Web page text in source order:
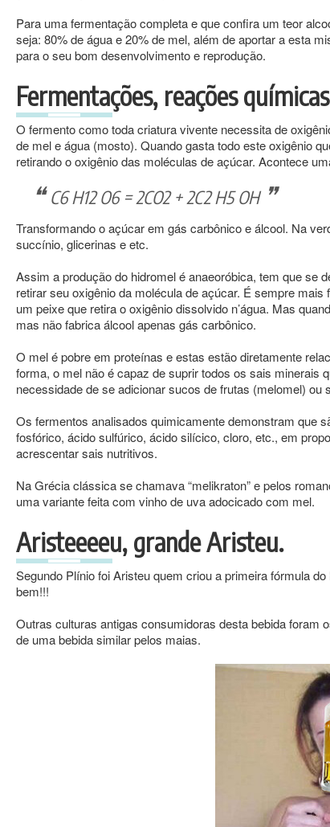
Para uma fermentação completa e que confira um teor
seja: 80% de água e 20% de mel, além de aportar a esta
para o seu bom desenvolvimento e reprodução.
Fermentações, reações
O fermento como toda criatura vivente necessita de
de mel e água (mosto). Quando gasta todo este oxigênio
retirando o oxigênio das moléculas de açúcar. Acontece
C6 H12 O6 = 2CO2 + 2C2 H5 OH
Transformando o açúcar em gás carbônico e álcool. Na
succínio, glicerinas e etc.
Assim a produção do hidromel é anaeoróbica, tem que se
retirar seu oxigênio da molécula de açúcar. É sempre
um peixe que retira o oxigênio dissolvido n’água. Mas
mas não fabrica álcool apenas gás carbônico.
O mel é pobre em proteínas e estas estão diretamente
forma, o mel não é capaz de suprir todos os sais
necessidade de se adicionar sucos de frutas (melomel)
Os fermentos analisados quimicamente demonstram que
fosfórico, ácido sulfúrico, ácido silícico, cloro, etc., em
acrescentar sais nutritivos.
Na Grécia clássica se chamava “melikraton” e pelos
uma variante feita com vinho de uva adocicado com mel.
Aristeeeeu, grande Aristeu.
Segundo Plínio foi Aristeu quem criou a primeira fórmula
bem!!!
Outras culturas antigas consumidoras desta bebida
de uma bebida similar pelos maias.